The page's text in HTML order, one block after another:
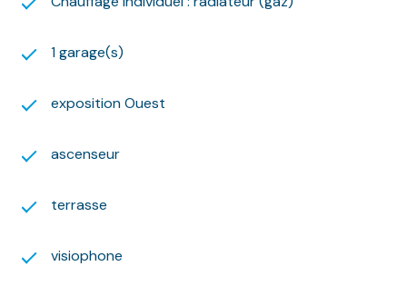
Nous nous ferons un plaisir de vous aider dans vos
1 garage(s)
exposition Ouest
ascenseur
terrasse
visiophone